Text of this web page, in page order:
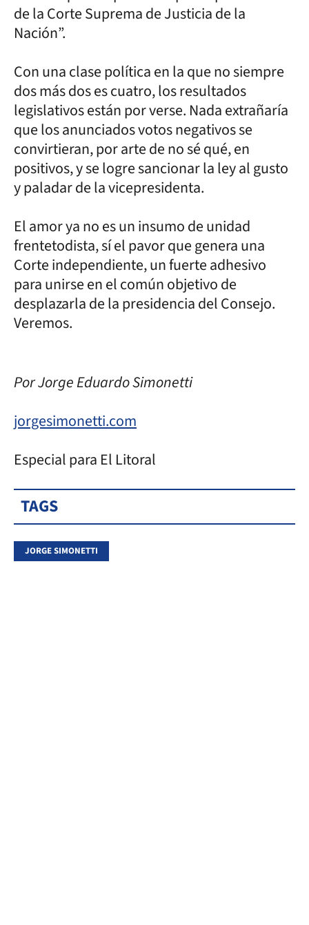
de la Corte Suprema de Justicia de la
Nación”.
Con una clase política en la que no siempre
dos más dos es cuatro, los resultados
legislativos están por verse. Nada extrañaría
que los anunciados votos negativos se
convirtieran, por arte de no sé qué, en
positivos, y se logre sancionar la ley al gusto
y paladar de la vicepresidenta.
El amor ya no es un insumo de unidad
frentetodista, sí el pavor que genera una
Corte independiente, un fuerte adhesivo
para unirse en el común objetivo de
desplazarla de la presidencia del Consejo.
Veremos.
Por Jorge Eduardo Simonetti
jorgesimonetti.com
Especial para El Litoral
TAGS
JORGE SIMONETTI